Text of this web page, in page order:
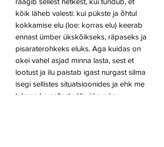
kõik läheb valesti: kui pükste ja õhtul
kokkamise elu (loe: korras elu) keerab
ennast ümber ükskõikseks, räpaseks ja
pisaraterohkeks eluks. Aga kuidas on
okei vahel asjad minna lasta, sest et
lootust ja ilu paistab igast nurgast silma
isegi sellistes situatsioonides ja ehk me
tuleme ka sellest välja üks päev.